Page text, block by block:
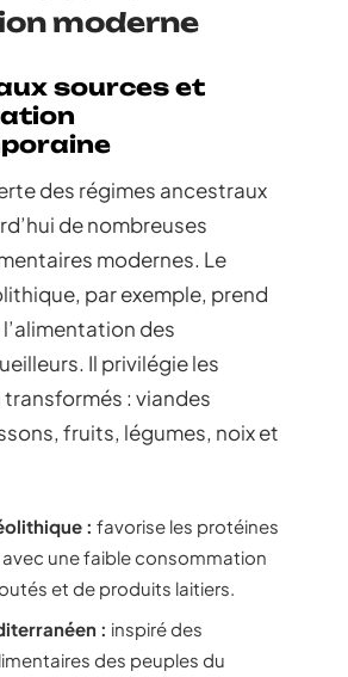
moderne
sources et
des régimes ancestraux
de nombreuses
modernes. Le
par exemple, prend
des
Il privilégie les
: viandes
fruits, légumes, noix et
: favorise les protéines
une faible consommation
et de produits laitiers.
: inspiré des
des peuples du